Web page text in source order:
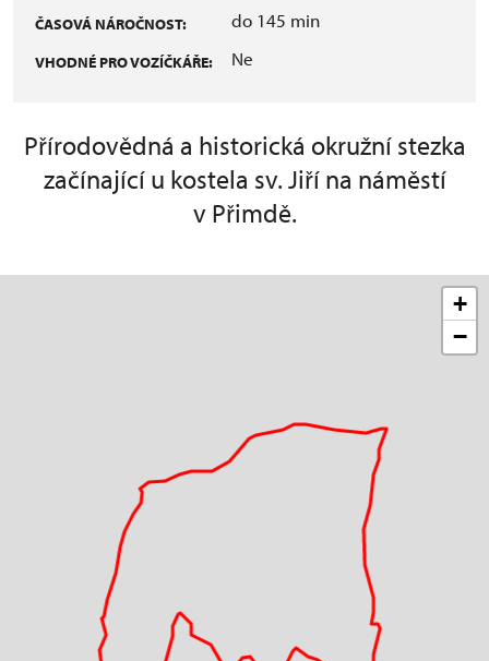
ČASOVÁ NÁROČNOST: do 145 min
VHODNÉ PRO VOZÍČKÁŘE: Ne
Přírodovědná a historická okružní stezka
začínající u kostela sv. Jiří na náměstí
v Přimdě.
+
−